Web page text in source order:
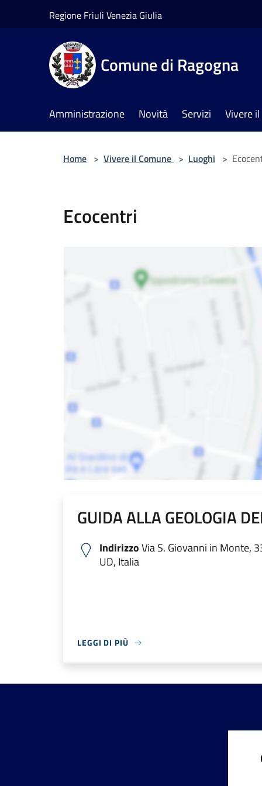
Regione Friuli Venezia Giulia
Comune di Ragogna
Amministrazione Novità Servizi Vivere
Home > Vivere il Comune > Luoghi >
Ecocentri
GUIDA ALLA GEOLOGIA
IndirizzoVia S. Giovanni in Monte,
UD, Italia
LEGGI DI PIÙ